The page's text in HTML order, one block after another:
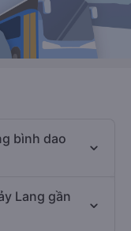
bình dao
Lang gần